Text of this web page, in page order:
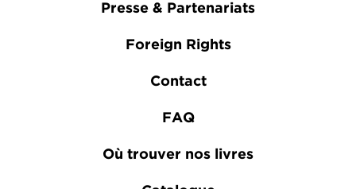
Presse & Partenariats
Foreign Rights
Contact
FAQ
Où trouver nos livres